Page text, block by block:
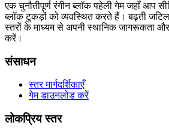
एक चुनौतीपूर्ण रंगीन ब्लॉक पहेली गेम जहाँ आप
ब्लॉक टुकड़ों को व्यवस्थित करते हैं। बढ़ती
स्तरों के माध्यम से अपनी स्थानिक जागरूकता
करें।
संसाधन
स्तर मार्गदर्शिकाएँ
गेम डाउनलोड करें
लोकप्रिय स्तर